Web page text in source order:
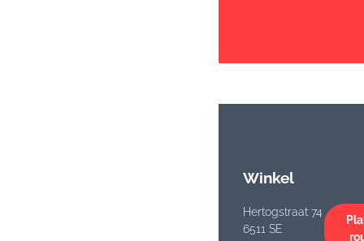
Winkel
Hertogstraat 74
6511 SE